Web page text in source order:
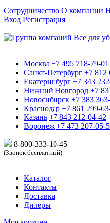
Сотрудничество О компании
Вход Регистрация
Москва +7 495 718-79-01
Санкт-Петербург +7 812
Екатеринбург +7 343
Нижний Новгород +7
Новосибирск +7 383
Краснодар +7 861 299-
Казань +7 843 212-04-42
Воронеж +7 473 207-05-
8-800-333-10-45
(Звонок бесплатный)
Каталог
Контакты
Доставка
Дилеры